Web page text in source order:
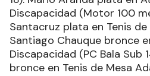
Discapacidad (Motor 100
Santacruz plata en Tenis
Santiago Chauque bronce
Discapacidad (PC Bala Sub
bronce en Tenis de Mesa